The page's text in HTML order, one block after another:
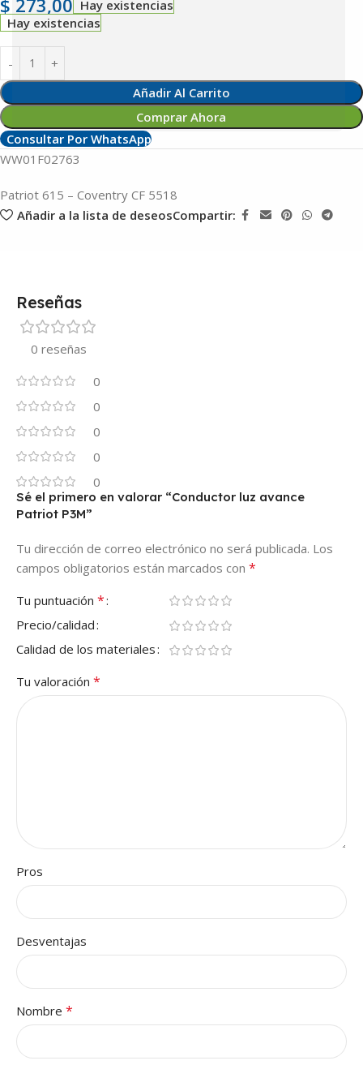
Hay existencias
Hay existencias
Añadir Al Carrito
Comprar Ahora
Consultar Por WhatsApp
WW01F02763
Patriot 615 – Coventry CF 5518
Añadir a la lista de deseosCompartir:
Reseñas
0 reseñas
0
0
0
0
0
Sé el primero en valorar “Conductor luz avance
Patriot P3M”
Tu dirección de correo electrónico no será publicada. Los
campos obligatorios están marcados con *
Tu puntuación *
Precio/calidad
Calidad de los materiales
Tu valoración *
Pros
Desventajas
Nombre *